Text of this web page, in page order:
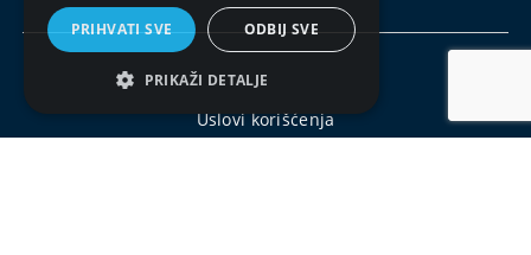
Uslovi korišćenja
PRIHVATI SVE ODBIJ SVE
PRIKAŽI DETALJE